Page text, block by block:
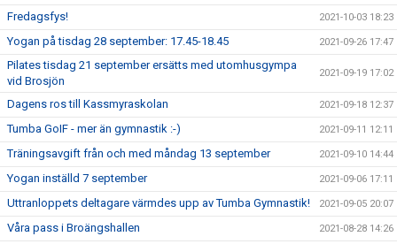
Fredagsfys! 2021-10-03 18:23
Yogan på tisdag 28 september: 17.45-18.45 2021-09-26 17:47
Pilates tisdag 21 september ersätts med utomhusgympa
vid Brosjön
2021-09-19 17:02
Dagens ros till Kassmyraskolan 2021-09-18 12:37
Tumba GoIF - mer än gymnastik :-) 2021-09-11 12:11
Träningsavgift från och med måndag 13 september 2021-09-10 14:44
Yogan inställd 7 september 2021-09-06 17:11
Uttranloppets deltagare värmdes upp av Tumba Gymnastik! 2021-09-05 20:07
Våra pass i Broängshallen 2021-08-28 14:26